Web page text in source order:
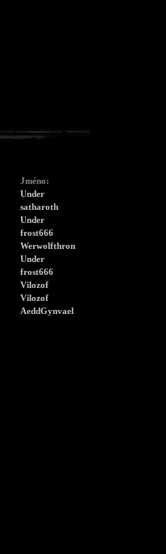
Jméno:
Under
satharoth
Under
frost666
Werwolfthron
Under
frost666
Vilozof
Vilozof
AeddGynvael